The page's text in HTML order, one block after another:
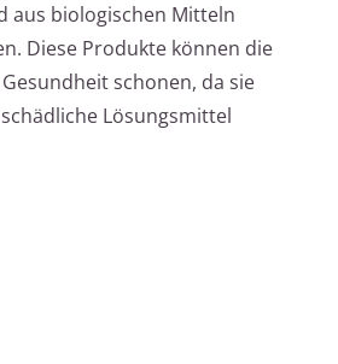
aus biologischen Mitteln
Diese Produkte können die
schonen, da sie
Lösungsmittel